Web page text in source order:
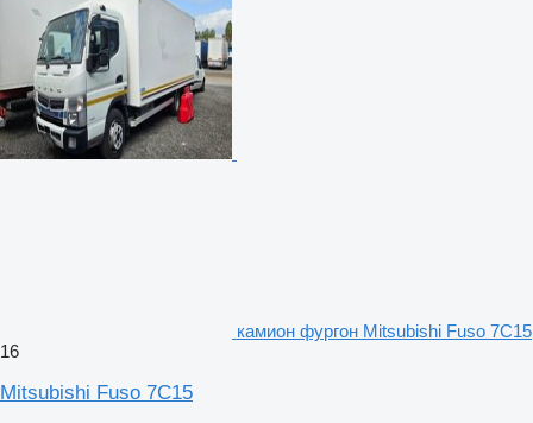
камион фургон Mitsubishi Fuso 7C15
16
Mitsubishi Fuso 7C15